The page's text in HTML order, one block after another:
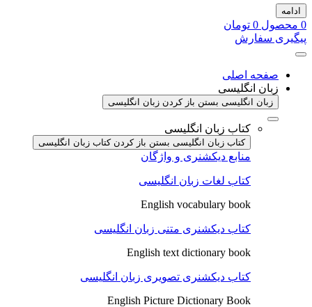
ادامه
0 محصول 0 تومان
پیگیری سفارش
صفحه اصلی
زبان انگلیسی
زبان انگلیسی بستن باز کردن زبان انگلیسی
کتاب زبان انگلیسی
کتاب زبان انگلیسی بستن باز کردن کتاب زبان انگلیسی
منابع دیکشنری و واژگان
کتاب لغات زبان انگلیسی
English vocabulary book
کتاب دیکشنری متنی زبان انگلیسی
English text dictionary book
کتاب دیکشنری تصویری زبان انگلیسی
English Picture Dictionary Book